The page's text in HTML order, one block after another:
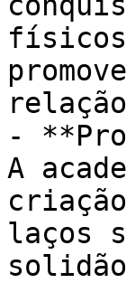
físicos
-
A
laços